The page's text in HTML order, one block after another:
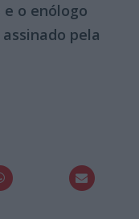
e o enólogo
pela